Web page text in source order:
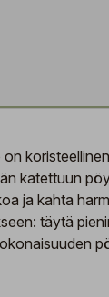
katettuun
ja kahta
täytä